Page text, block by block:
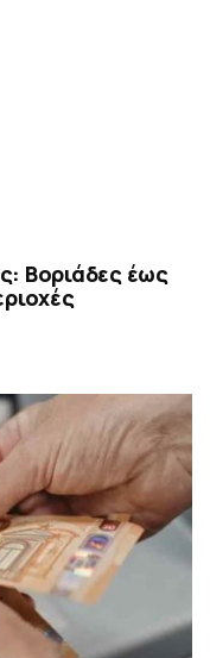
Βοριάδες έως